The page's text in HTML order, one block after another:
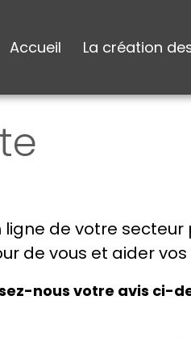
Accueil La création
de votre
de vous et aider vos
nous votre avis ci-